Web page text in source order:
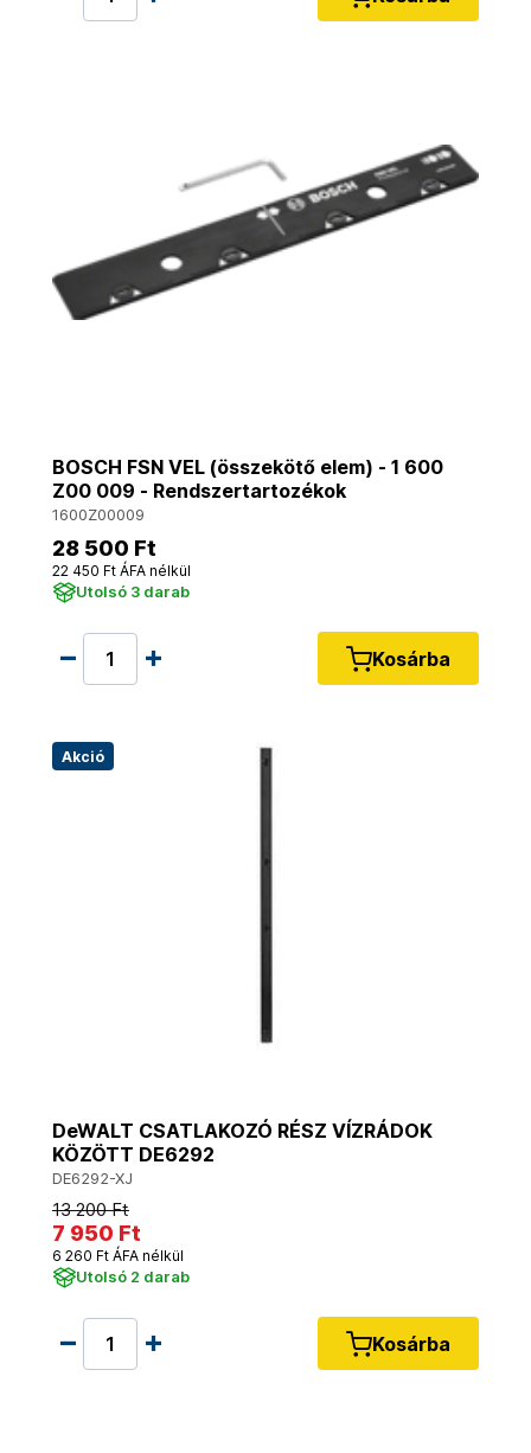
BOSCH FSN VEL (összekötő elem) - 1 600
Z00 009 - Rendszertartozékok
1600Z00009
28 500 Ft
22 450 Ft ÁFA nélkül
Utolsó 3 darab
Kosárba
Akció
DeWALT CSATLAKOZÓ RÉSZ VÍZRÁDOK
KÖZÖTT DE6292
DE6292-XJ
13 200 Ft
7 950 Ft
6 260 Ft ÁFA nélkül
Utolsó 2 darab
Kosárba